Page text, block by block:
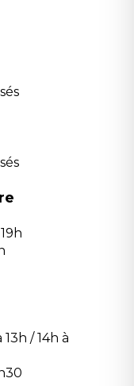
/ 14h à